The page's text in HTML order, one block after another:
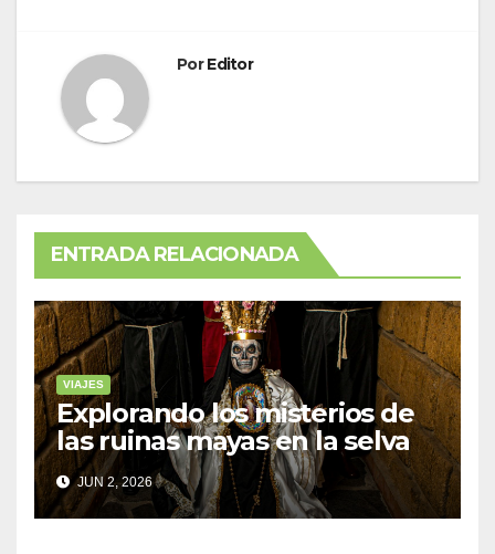
PorEditor
ENTRADA RELACIONADA
VIAJES
Explorando los misterios de
las ruinas mayas en la selva
de Yucatán
JUN 2, 2026